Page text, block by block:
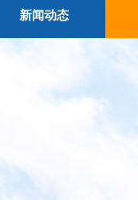
新闻动态